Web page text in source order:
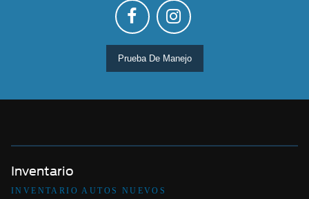
Prueba De Manejo
Inventario
INVENTARIO AUTOS NUEVOS